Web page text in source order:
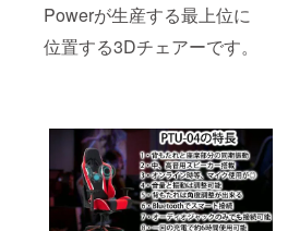
Powerが生産する最上位に
位置する3Dチェアーです。